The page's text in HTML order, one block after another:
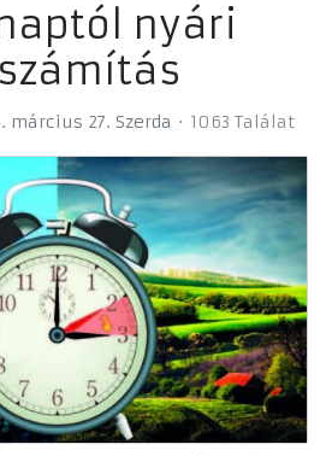
nyári
március 27. Szerda 1063 Találat